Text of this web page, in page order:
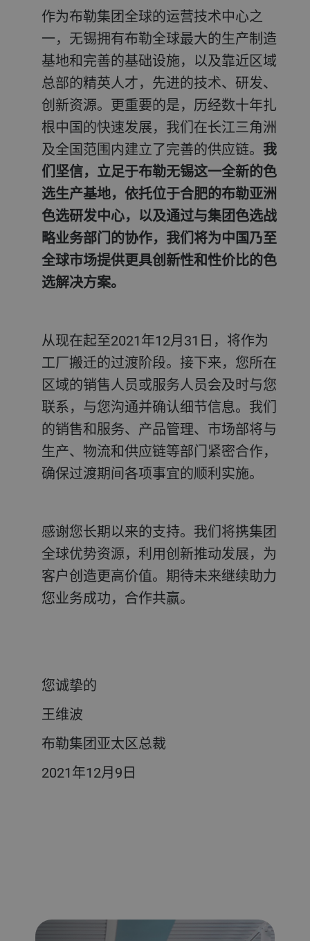
作为布勒集团全球的运营技术中心之
一，无锡拥有布勒全球最大的生产制造
基地和完善的基础设施，以及靠近区域
总部的精英人才，先进的技术、研发、
创新资源。更重要的是，历经数十年扎
根中国的快速发展，我们在长江三角洲
及全国范围内建立了完善的供应链。 我
们坚信，立足于布勒无锡这一全新的色
选生产基地，依托位于合肥的布勒亚洲
色选研发中心，以及通过与集团色选战
略业务部门的协作，我们将为中国乃至
全球市场提供更具创新性和性价比的色
选解决方案。
从现在起至2021年12月31日，将作为
工厂搬迁的过渡阶段。接下来，您所在
区域的销售人员或服务人员会及时与您
联系，与您沟通并确认细节信息。我们
的销售和服务、产品管理、市场部将与
生产、物流和供应链等部门紧密合作，
确保过渡期间各项事宜的顺利实施。
感谢您长期以来的支持。我们将携集团
全球优势资源，利用创新推动发展，为
客户创造更高价值。期待未来继续助力
您业务成功，合作共赢。
您诚挚的
王维波
布勒集团亚太区总裁
2021年12月9日